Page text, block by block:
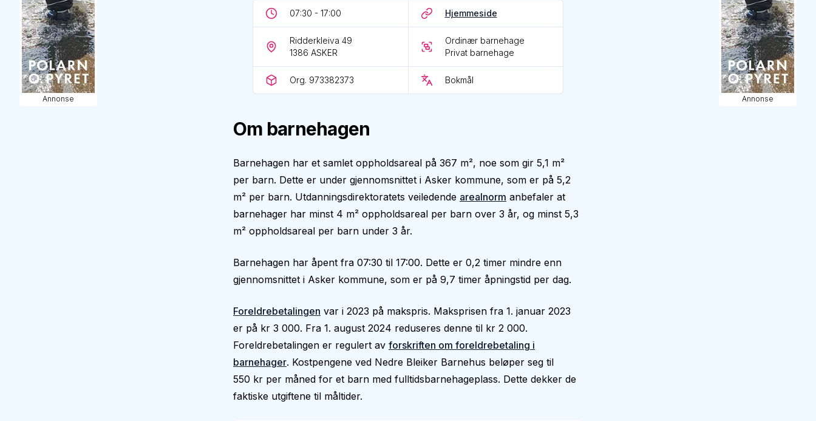
Annonse
07:30 - 17:00 Hjemmeside
Ridderkleiva 49
1386 ASKER
Ordinær barnehage
Privat barnehage
Org. 973382373 Bokmål
Om barnehagen
Barnehagen har et samlet oppholdsareal på 367 m², noe som gir 5,1 m²
per barn. Dette er under gjennomsnittet i Asker kommune, som er på 5,2
m² per barn. Utdanningsdirektoratets veiledende arealnorm anbefaler at
barnehager har minst 4 m² oppholdsareal per barn over 3 år, og minst 5,3
m² oppholdsareal per barn under 3 år.
Barnehagen har åpent fra 07:30 til 17:00. Dette er 0,2 timer mindre enn
gjennomsnittet i Asker kommune, som er på 9,7 timer åpningstid per dag.
Foreldrebetalingen var i 2023 på makspris. Maksprisen fra 1. januar 2023
er på kr 3 000. Fra 1. august 2024 reduseres denne til kr 2 000.
Foreldrebetalingen er regulert av forskriften om foreldrebetaling i
barnehager. Kostpengene ved Nedre Bleiker Barnehus beløper seg til
550 kr per måned for et barn med fulltidsbarnehageplass. Dette dekker de
faktiske utgiftene til måltider.
Annonse